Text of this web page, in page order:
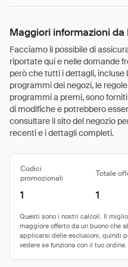
Maggiori informazioni da
Facciamo il possibile di
riportate qui e nelle domande
però che tutti i dettagli,
programmi dei negozi, le
programmi a premi, sono
di modifiche e potrebbero
consultare il sito del negozio
recenti e i dettagli completi.
Codici
promozionali
Totale
1 1